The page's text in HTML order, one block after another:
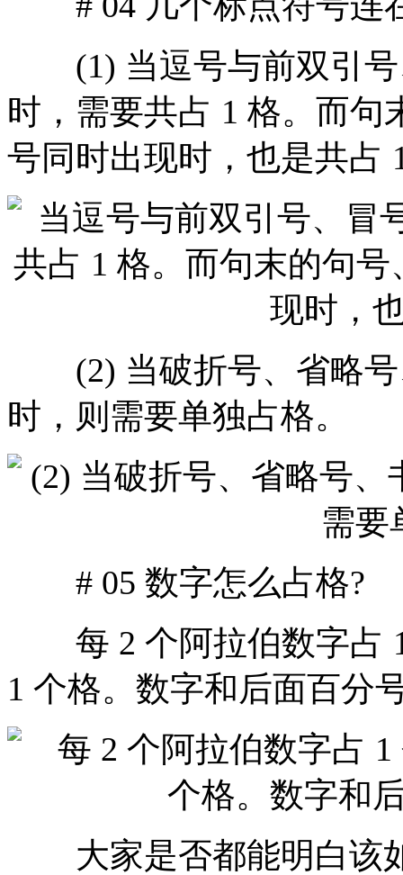
(1) 当逗号与前双引号
时，需要共占 1 格。而句
号同时出现时，也是共占
(2) 当破折号、省略号
时，则需要单独占格。
# 05 数字怎么占格?
每 2 个阿拉伯数字占 1
1 个格。数字和后面百分
大家是否都能明白该